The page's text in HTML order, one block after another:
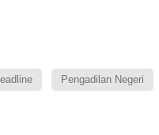
Pengadilan Negeri